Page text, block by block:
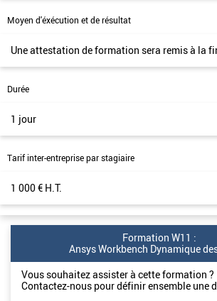
Moyen d'éxécution et de résultat
Une attestation de formation sera remis à la
Durée
1 jour
Tarif inter-entreprise par stagiaire
1 000 € H.T.
Formation W11 :
Ansys Workbench Dynamique
Vous souhaitez assister à cette formation ?
Contactez-nous pour définir ensemble une